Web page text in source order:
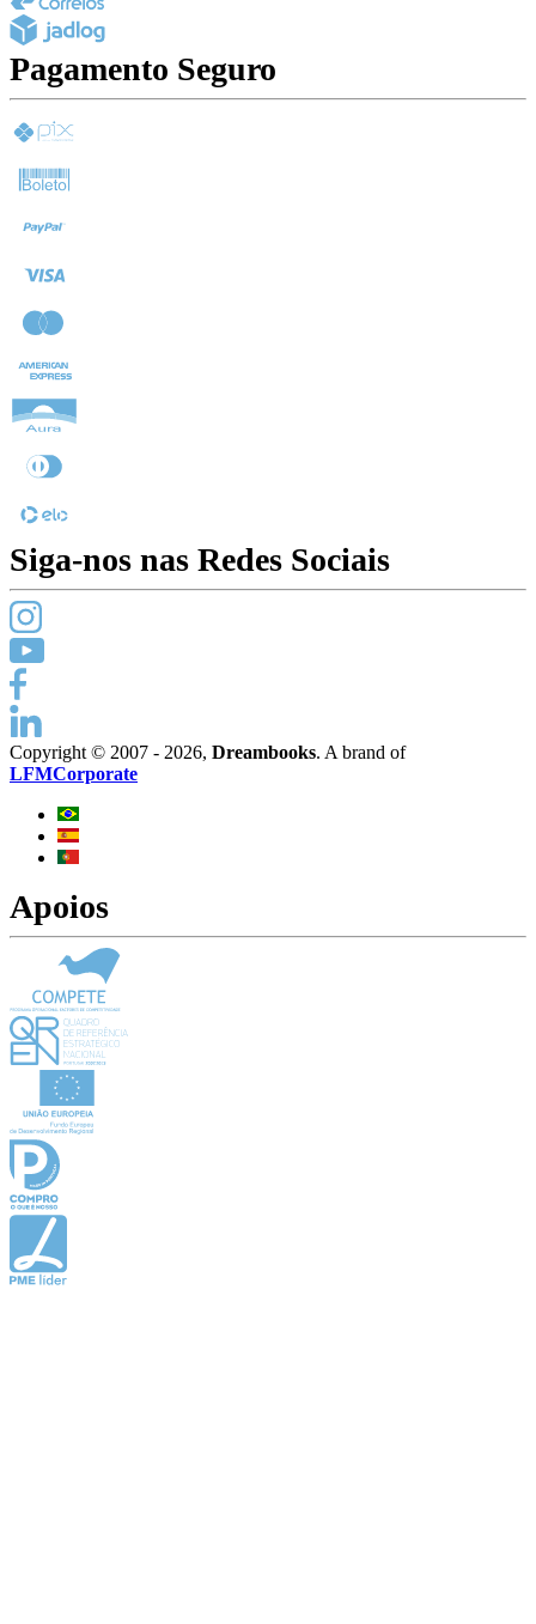
Pagamento Seguro
Siga-nos nas Redes Sociais
Copyright © 2007 - 2026, Dreambooks. A brand of
LFMCorporate
Apoios